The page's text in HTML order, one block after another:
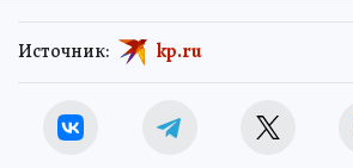
Источник: kp.ru